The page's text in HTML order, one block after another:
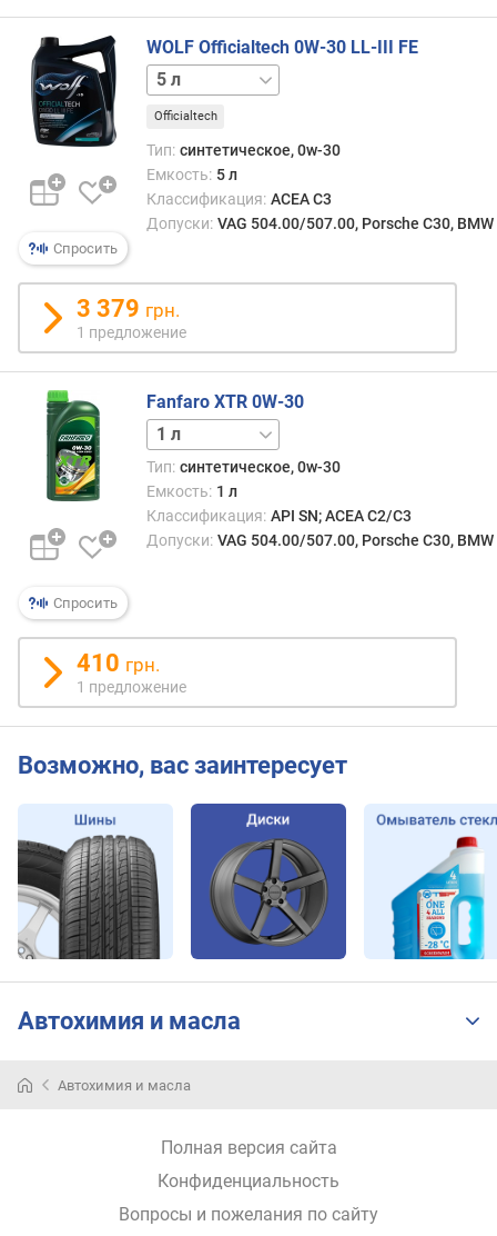
Спросить
WOLF Officialtech 0W-30 LL-III FE
1 л
Officialtech
Тип: синтетическое, 0w-30
Емкость: 5 л
Классификация: ACEA C3
Допуски: VAG 504.00/507.00, Porsche C30,
3 379 грн.
1 предложение
Спросить
Fanfaro XTR 0W-30
5 л
Тип: синтетическое, 0w-30
Емкость: 1 л
Классификация: API SN; ACEA C2/C3
Допуски: VAG 504.00/507.00, Porsche C30,
410 грн.
1 предложение
Возможно, вас заинтересует
Автохимия и масла
Автохимия и масла
Полная версия сайта
Конфиденциальность
Вопросы и пожелания по сайту